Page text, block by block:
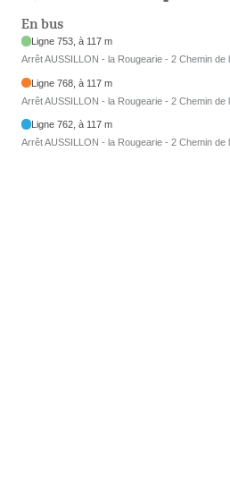
En bus
Ligne 753, à 117 m
Arrêt AUSSILLON - la Rougearie - 2 Chemin de
Ligne 768, à 117 m
Arrêt AUSSILLON - la Rougearie - 2 Chemin de
Ligne 762, à 117 m
Arrêt AUSSILLON - la Rougearie - 2 Chemin de